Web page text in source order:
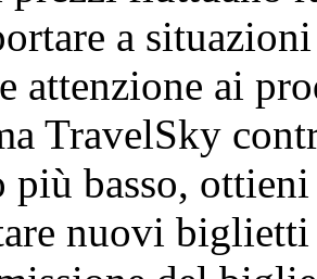
a
attenzione ai
TravelSky
più basso,
nuovi biglietti